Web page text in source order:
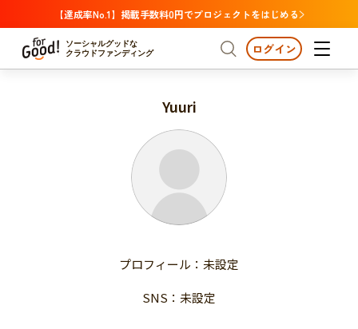
【達成率No.1】掲載手数料0円でプロジェクトをはじめる
ソーシャルグッドな
クラウドファンディング
プロジェクトからさがす 注目
支援金額が多い
支援人数が多い
終了日が近い
国際協力
子ども・教育
支援金額が多い
終了日が近い
カテゴリーからさがす
医療・福祉
子ども・教育
人権・マイノリティ
ログイン
Yuuri
プロフィール：未設定
SNS：未設定